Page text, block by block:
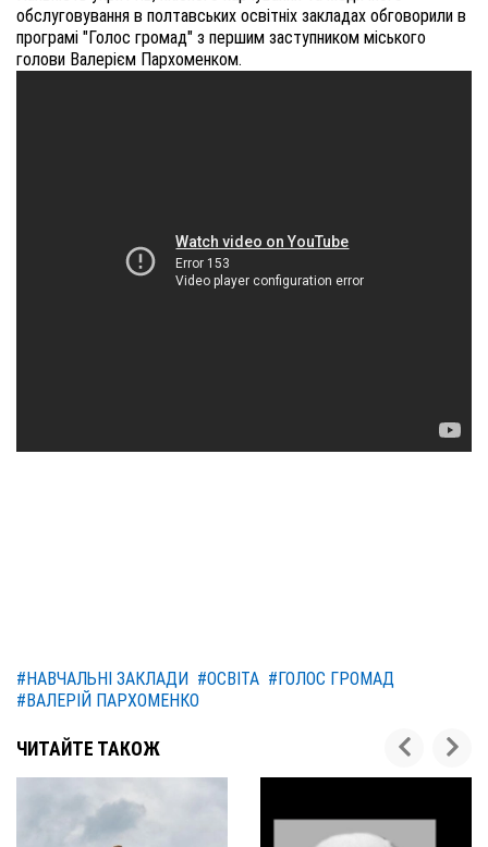
обслуговування в полтавських освітніх закладах обговорили в
програмі "Голос громад" з першим заступником міського
голови Валерієм Пархоменком.
#НАВЧАЛЬНІ ЗАКЛАДИ #ОСВІТА #ГОЛОС ГРОМАД
#ВАЛЕРІЙ ПАРХОМЕНКО
ЧИТАЙТЕ ТАКОЖ